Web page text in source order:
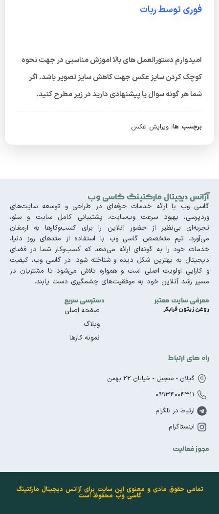
فوری توسط ربات
امیدوارم دستورالعمل های بالا اموزش مناسبی در جهت نحوه
کوچک کردن سایز عکس جهت کاهش سایز تصویر باشد. اگر
شما هر گونه سوال یا پیشنهادی دارید در زیر مطرح کنید.
برچسب ها: ویرایش عکس
آژانس دیجیتال مارکتینگ گاسی وب
گاسی وب با ارائه خدمات حرفه‌ای در طراحی و توسعه سایت‌های
وردپرسی، بهبود سرعت وب‌سایت، پشتیبانی کامل سایت و سئو،
تجربه‌ای بی‌نظیر از حضور آنلاین را برای کسب‌وکارها به ارمغان
می‌آورد. تیم متخصص گاسی وب با استفاده از متدهای روز دنیا،
خدمات خود را به گونه‌ای ارائه می‌دهد که کسب‌وکار شما در فضای
دیجیتال به بهترین شکل دیده و شناخته شود. در گاسی وب، کیفیت
و کارایی اولویت اصلی است و همواره تلاش می‌شود تا مشتریان در
مسیر رشد آنلاین خود به موفقیت‌های چشمگیری دست یابند.
معرفی سایت معتبر
روغن زیتون فرابکر
دسترسی سریع
صفحه اصلی
وبلاگ
نمونه کارها
راه های ارتباط
گیلان - منجیل - خیابان 22 بهمن
09934004311
ارتباط در تلگرام
اینستاگرام
مجوز فعالیت
تمامی حقوق مادی و معنوی این سایت برای آژانس دیجیتال مارکتینگ
گاسی وب محفوظ است